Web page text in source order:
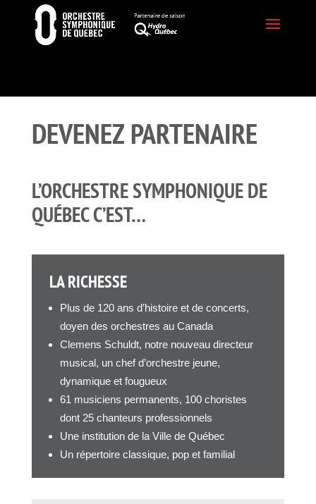
DEVENEZ PARTENAIRE
L’ORCHESTRE SYMPHONIQUE DE
QUÉBEC C’EST…
LA RICHESSE
Plus de 120 ans d’histoire et de concerts,
doyen des orchestres au Canada
Clemens Schuldt, notre nouveau directeur
musical, un chef d’orchestre jeune,
dynamique et fougueux
61 musiciens permanents, 100 choristes
dont 25 chanteurs professionnels
Une institution de la Ville de Québec
Un répertoire classique, pop et familial